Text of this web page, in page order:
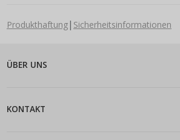
Produkthaftung| Sicherheitsinformationen
ÜBER UNS
KONTAKT